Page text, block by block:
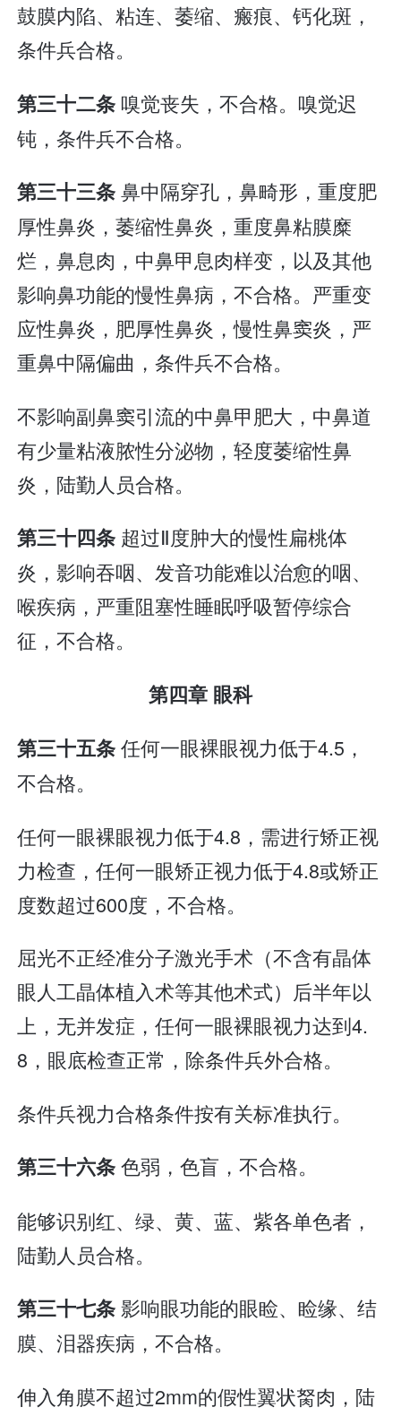
鼓膜内陷、粘连、萎缩、瘢痕、钙化斑，
条件兵合格。
第三十二条 嗅觉丧失，不合格。嗅觉迟
钝，条件兵不合格。
第三十三条鼻中隔穿孔，鼻畸形，重度肥
厚性鼻炎，萎缩性鼻炎，重度鼻粘膜糜
烂，鼻息肉，中鼻甲息肉样变，以及其他
影响鼻功能的慢性鼻病，不合格。严重变
应性鼻炎，肥厚性鼻炎，慢性鼻窦炎，严
重鼻中隔偏曲，条件兵不合格。
不影响副鼻窦引流的中鼻甲肥大，中鼻道
有少量粘液脓性分泌物，轻度萎缩性鼻
炎，陆勤人员合格。
第三十四条 超过Ⅱ度肿大的慢性扁桃体
炎，影响吞咽、发音功能难以治愈的咽、
喉疾病，严重阻塞性睡眠呼吸暂停综合
征，不合格。
第四章 眼科
第三十五条任何一眼裸眼视力低于4.5，
不合格。
任何一眼裸眼视力低于4.8，需进行矫正视
力检查，任何一眼矫正视力低于4.8或矫正
度数超过600度，不合格。
屈光不正经准分子激光手术（不含有晶体
眼人工晶体植入术等其他术式）后半年以
上，无并发症，任何一眼裸眼视力达到4.
8，眼底检查正常，除条件兵外合格。
条件兵视力合格条件按有关标准执行。
第三十六条色弱，色盲，不合格。
能够识别红、绿、黄、蓝、紫各单色者，
陆勤人员合格。
第三十七条影响眼功能的眼睑、睑缘、结
膜、泪器疾病，不合格。
伸入角膜不超过2mm的假性翼状胬肉，陆